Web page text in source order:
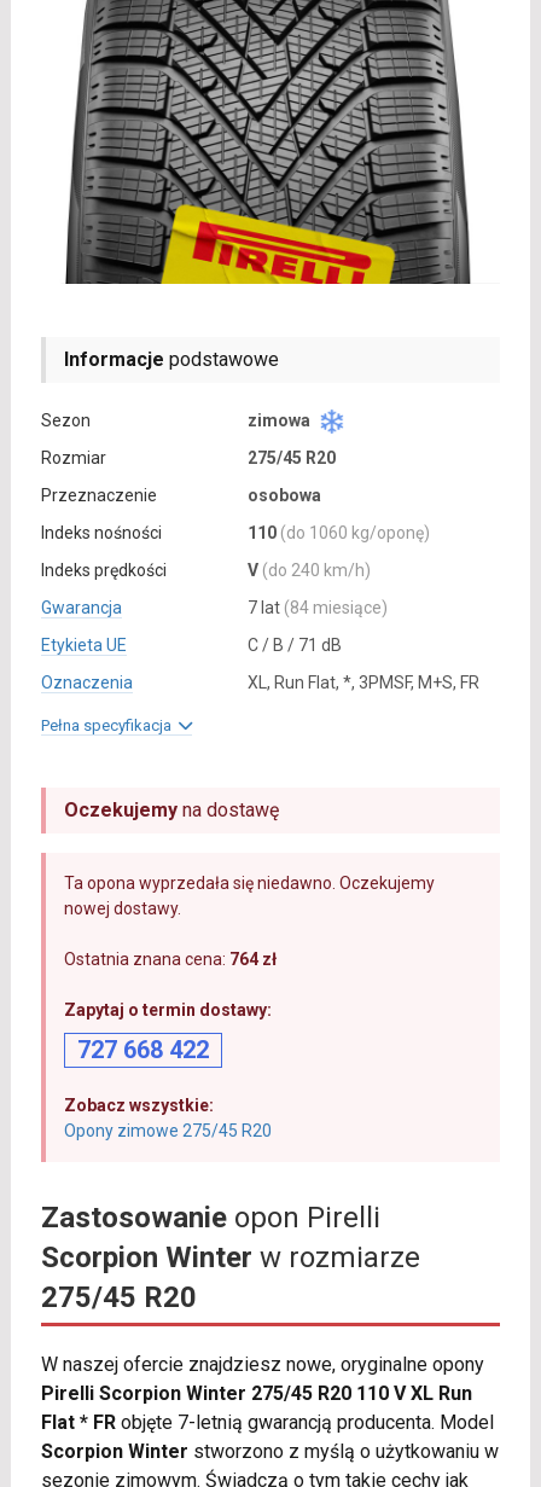
Informacje podstawowe
Sezon
zimowa
Rozmiar
275/45 R20
Przeznaczenie
osobowa
Indeks nośności
110 (do 1060 kg/oponę)
Indeks prędkości
V (do 240 km/h)
Gwarancja
7 lat (84 miesiące)
Etykieta UE
C / B / 71 dB
Oznaczenia
XL, Run Flat, *, 3PMSF, M+S, FR
Pełna specyfikacja
Oczekujemyna dostawę
Ta opona wyprzedała się niedawno. Oczekujemy
nowej dostawy.
Ostatnia znana cena: 764 zł
Zapytaj o termin dostawy:
727 668 422
Zobacz wszystkie:
Opony zimowe 275/45 R20
Zastosowanieopon Pirelli
Scorpion Winter w rozmiarze
275/45 R20
W naszej ofercie znajdziesz nowe, oryginalne opony
Pirelli Scorpion Winter 275/45 R20 110 V XL Run
Flat * FRobjęte 7-letnią gwarancją producenta. Model
Scorpion Winter stworzono z myślą o użytkowaniu w
sezonie zimowym. Świadczą o tym takie cechy jak